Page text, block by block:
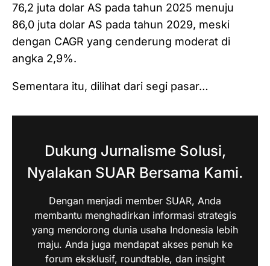
76,2 juta dolar AS pada tahun 2025 menuju
86,0 juta dolar AS pada tahun 2029, meski
dengan CAGR yang cenderung moderat di
angka 2,9%.
Sementara itu, dilihat dari segi pasar…
Dukung Jurnalisme Solusi,
Nyalakan SUAR Bersama Kami.
Dengan menjadi member SUAR, Anda
membantu menghadirkan informasi strategis
yang mendorong dunia usaha Indonesia lebih
maju. Anda juga mendapat akses penuh ke
forum eksklusif, roundtable, dan insight